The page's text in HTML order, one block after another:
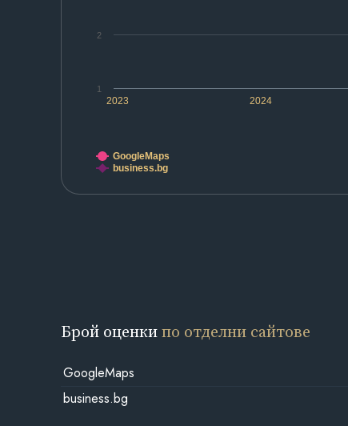
2023 2024
1
2
GoogleMaps
business.bg
Брой оценкипо отделни сайтове
GoogleMaps
business.bg